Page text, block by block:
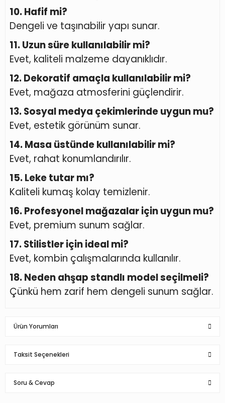
10. Hafif mi?
Dengeli ve taşınabilir yapı sunar.
11. Uzun süre kullanılabilir mi?
Evet, kaliteli malzeme dayanıklıdır.
12. Dekoratif amaçla kullanılabilir mi?
Evet, mağaza atmosferini güçlendirir.
13. Sosyal medya çekimlerinde uygun mu?
Evet, estetik görünüm sunar.
14. Masa üstünde kullanılabilir mi?
Evet, rahat konumlandırılır.
15. Leke tutar mı?
Kaliteli kumaş kolay temizlenir.
16. Profesyonel mağazalar için uygun mu?
Evet, premium sunum sağlar.
17. Stilistler için ideal mi?
Evet, kombin çalışmalarında kullanılır.
18. Neden ahşap standlı model seçilmeli?
Çünkü hem zarif hem dengeli sunum sağlar.
Ürün Yorumları
Kumaşı ahşabı çok kaliteli, tavsiye edilir
Taksit Seçenekleri
Soru & Cevap